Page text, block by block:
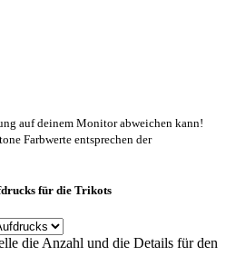
auf deinem Monitor abweichen kann!
Farbwerte entsprechen der
für die Trikots
die Anzahl und die Details für den